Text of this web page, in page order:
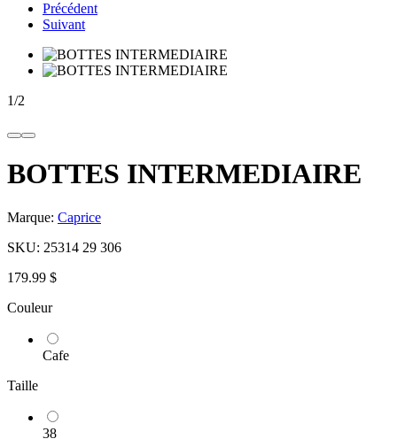
Précédent
Suivant
1/2
BOTTES INTERMEDIAIRE
Marque: Caprice
SKU: 25314 29 306
179.99 $
Couleur
Cafe
Taille
38